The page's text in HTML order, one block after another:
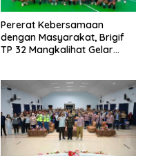
Pererat Kebersamaan
dengan Masyarakat, Brigif
TP 32 Mangkalihat Gelar